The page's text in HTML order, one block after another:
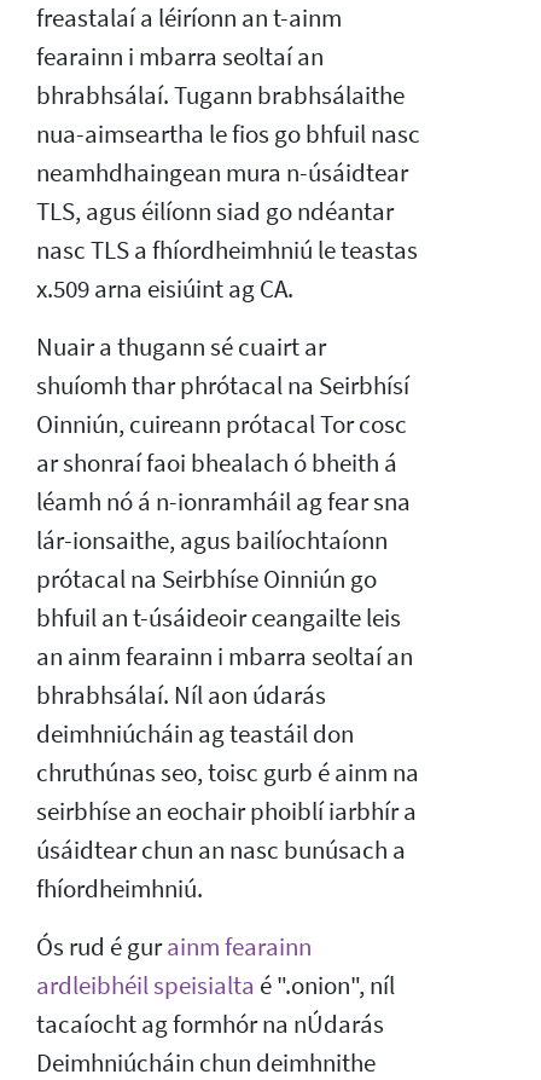
freastalaí a léiríonn an t-ainm
fearainn i mbarra seoltaí an
bhrabhsálaí. Tugann brabhsálaithe
nua-aimseartha le fios go bhfuil nasc
neamhdhaingean mura n-úsáidtear
TLS, agus éilíonn siad go ndéantar
nasc TLS a fhíordheimhniú le teastas
x.509 arna eisiúint ag CA.
Nuair a thugann sé cuairt ar
shuíomh thar phrótacal na Seirbhísí
Oinniún, cuireann prótacal Tor cosc
ar shonraí faoi bhealach ó bheith á
léamh nó á n-ionramháil ag fear sna
lár-ionsaithe, agus bailíochtaíonn
prótacal na Seirbhíse Oinniún go
bhfuil an t-úsáideoir ceangailte leis
an ainm fearainn i mbarra seoltaí an
bhrabhsálaí. Níl aon údarás
deimhniúcháin ag teastáil don
chruthúnas seo, toisc gurb é ainm na
seirbhíse an eochair phoiblí iarbhír a
úsáidtear chun an nasc bunúsach a
fhíordheimhniú.
Ós rud é gurainm fearainn
ardleibhéil speisialta é ".onion", níl
tacaíocht ag formhór na nÚdarás
Deimhniúcháin chun deimhnithe